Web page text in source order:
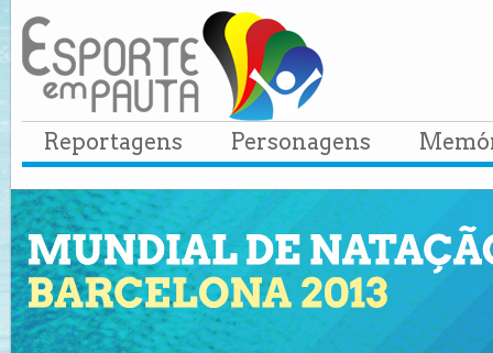
Reportagens Personagens